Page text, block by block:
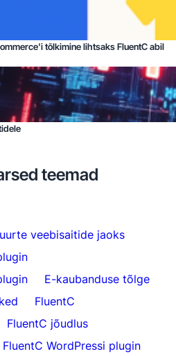
tõlkimine lihtsaks FluentC abil
teemad
veebisaitide jaoks
E-kaubanduse tõlge
FluentC
FluentC jõudlus
FluentC WordPressi plugin